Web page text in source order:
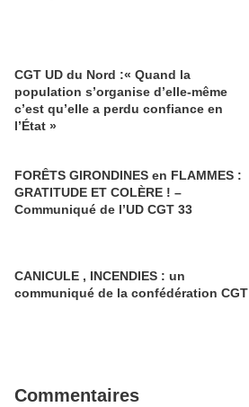
CGT UD du Nord :« Quand la
population s’organise d’elle-même
c’est qu’elle a perdu confiance en
l’État »
FORÊTS GIRONDINES en FLAMMES :
GRATITUDE ET COLÈRE ! –
Communiqué de l’UD CGT 33
CANICULE , INCENDIES : un
communiqué de la confédération CGT
Commentaires